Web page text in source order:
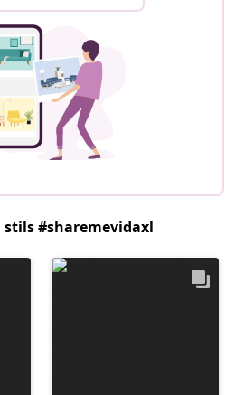
#sharemevidaxl